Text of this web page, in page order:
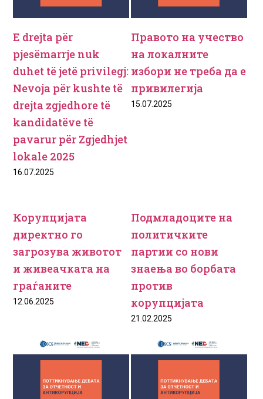
E drejta për
pjesëmarrje nuk
duhet të jetë privilegj:
Nevoja për kushte të
drejta zgjedhore të
kandidatëve të
pavarur për Zgjedhjet
lokale 2025
16.07.2025
Правото на учество
на локалните
избори не треба да е
привилегија
15.07.2025
Корупцијата
директно го
загрозува животот
и живеачката на
граѓаните
12.06.2025
Подмладоците на
политичките
партии со нови
знаења во борбата
против
корупцијата
21.02.2025